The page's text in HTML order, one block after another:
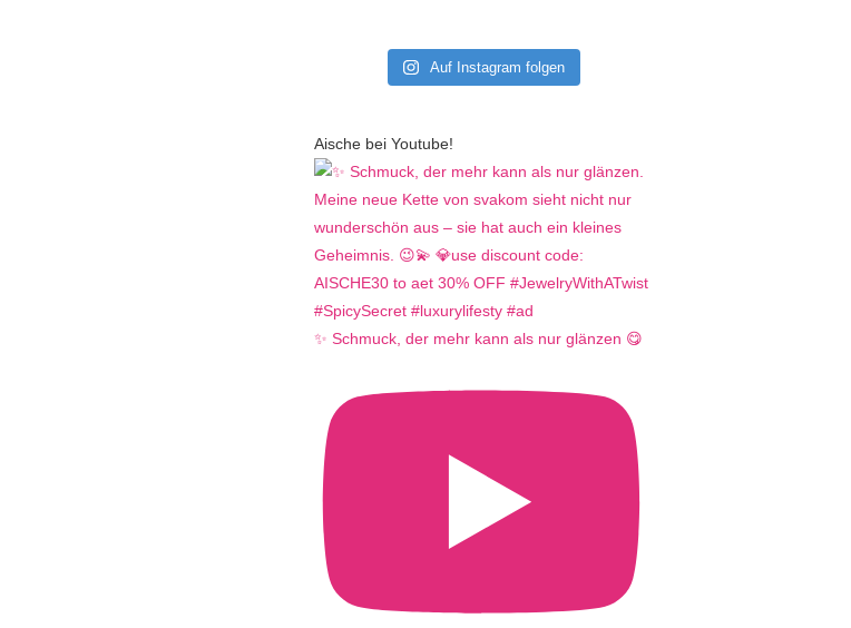
Auf Instagram folgen
Aische bei Youtube!
✨ Schmuck, der mehr kann als nur glänzen 😋